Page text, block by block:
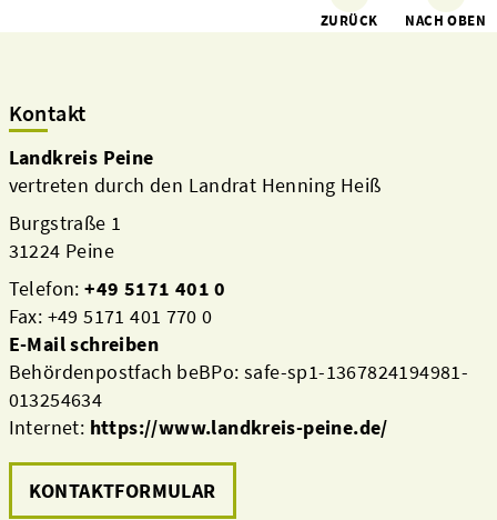
ZURÜCK NACH OBEN
Kontakt
Landkreis Peine
vertreten durch den Landrat Henning Heiß
Burgstraße 1
31224 Peine
Telefon:+49 5171 401 0
Fax: +49 5171 401 770 0
E-Mail schreiben
Behördenpostfach beBPo: safe-sp1-1367824194981-
013254634
Internet: https://www.landkreis-peine.de/
KONTAKTFORMULAR